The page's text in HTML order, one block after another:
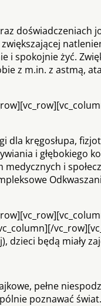
doświadczeniach
i spokojnie żyć.
z m.in. z astmą,
dla kręgosłupa,
i głębokiego
i
dzieci będą miały
pełne
poznawać świat.